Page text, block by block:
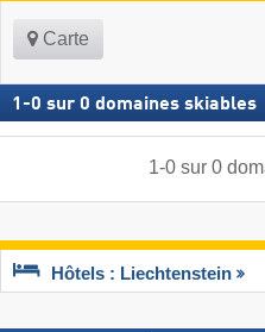
Carte
1 -0 sur 0 domaines skiables
1-0sur 0
Hôtels : Liechtenstein